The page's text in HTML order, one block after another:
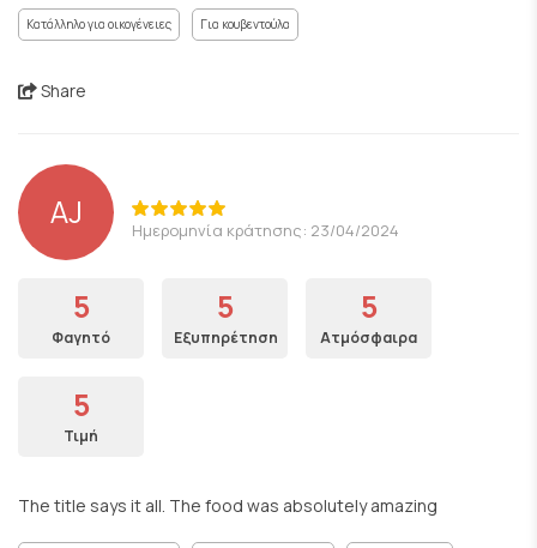
Κατάλληλο για οικογένειες Για κουβεντούλα
Share
AJ Ημερομηνία κράτησης: 23/04/2024
5
Φαγητό
5
Εξυπηρέτηση
5
Ατμόσφαιρα
5
Τιμή
The title says it all. The food was absolutely amazing